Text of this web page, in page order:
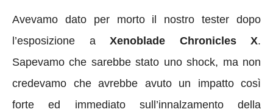
Avevamo dato per morto il nostro tester dopo
l’esposizione a Xenoblade Chronicles X.
Sapevamo che sarebbe stato uno shock, ma non
credevamo che avrebbe avuto un impatto così
forte ed immediato sull’innalzamento della